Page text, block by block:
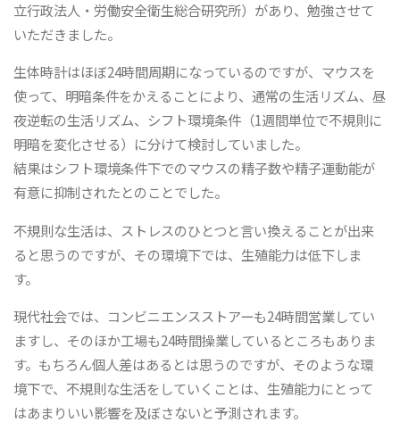
立行政法人・労働安全衛生総合研究所）があり、勉強させて
いただきました。
生体時計はほぼ24時間周期になっているのですが、マウスを
使って、明暗条件をかえることにより、通常の生活リズム、昼
夜逆転の生活リズム、シフト環境条件（1週間単位で不規則に
明暗を変化させる）に分けて検討していました。
結果はシフト環境条件下でのマウスの精子数や精子運動能が
有意に抑制されたとのことでした。
不規則な生活は、ストレスのひとつと言い換えることが出来
ると思うのですが、その環境下では、生殖能力は低下しま
す。
現代社会では、コンビニエンスストアーも24時間営業してい
ますし、そのほか工場も24時間操業しているところもありま
す。もちろん個人差はあるとは思うのですが、そのような環
境下で、不規則な生活をしていくことは、生殖能力にとって
はあまりいい影響を及ぼさないと予測されます。